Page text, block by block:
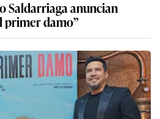
Saldarriaga anuncian
primer damo”